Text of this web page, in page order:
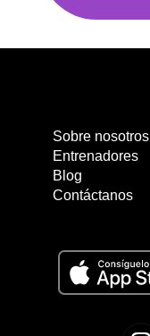
Sobre nosotros
Entrenadores
Blog
Contáctanos